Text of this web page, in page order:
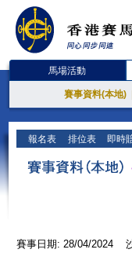
馬場活動
賽事資料(本地)
報名表 排位表 即時
賽事日期: 28/04/2024